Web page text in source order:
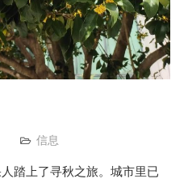
信息
踏上了寻秋之旅。城市里已